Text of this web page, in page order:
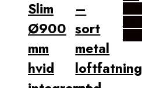
Slim
Ø900
mm
hvid
–
sort
metal
loftfatning